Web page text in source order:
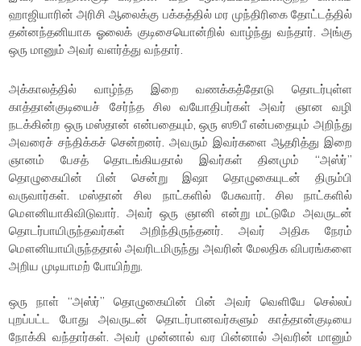
ஹாஜியாரின் அரிசி ஆலைக்கு பக்கத்தில் மர முந்திரிகை தோட்டத்தில்
தன்னந்தனியாக ஓலைக் குடிசையொன்றில் வாழ்ந்து வந்தார். அங்கு
ஒரு மானும் அவர் வளர்த்து வந்தார்.
அக்காலத்தில் வாழ்ந்த இறை வணக்கத்தோடு தொடர்புள்ள
காத்தான்குடியைச் சேர்ந்த சில வயோதிபர்கள் அவர் ஞான வழி
நடக்கின்ற ஒரு மஸ்தான் என்பதையும், ஒரு ஸூபீ என்பதையும் அறிந்து
அவரைச் சந்திக்கச் சென்றனர். அவரும் இவர்களை ஆதரித்து இறை
ஞானம் பேசத் தொடங்கியதால் இவர்கள் தினமும் “அஸ்ர்”
தொழுகையின் பின் சென்று இஷா தொழுகையுடன் திரும்பி
வருவார்கள். மஸ்தான் சில நாட்களில் பேசுவார். சில நாட்களில்
மௌனியாகிவிடுவார். அவர் ஒரு ஞானி என்று மட்டுமே அவருடன்
தொடர்பாயிருந்தவர்கள் அறிந்திருந்தனர். அவர் அதிக நேரம்
மௌனியாயிருந்ததால் அவரிடமிருந்து அவரின் மேலதிக விபரங்களை
அறிய முடியாமற் போயிற்று.
ஒரு நாள் “அஸ்ர்” தொழுகையின் பின் அவர் வெளியே செல்லப்
புறப்பட்ட போது அவருடன் தொடர்பானவர்களும் காத்தான்குடியை
நோக்கி வந்தார்கள். அவர் முன்னால் வர பின்னால் அவரின் மானும்